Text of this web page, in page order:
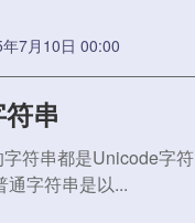
7月10日 00:00
串
符串都是Unicode字符
通字符串是以...